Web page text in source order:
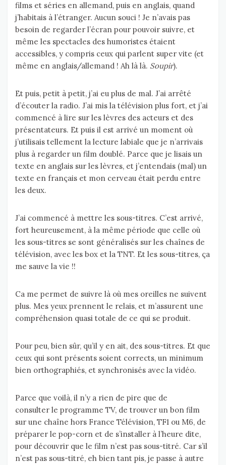
films et séries en allemand, puis en anglais, quand
j’habitais à l’étranger. Aucun souci ! Je n’avais pas
besoin de regarder l’écran pour pouvoir suivre, et
même les spectacles des humoristes étaient
accessibles, y compris ceux qui parlent super vite (et
même en anglais/allemand ! Ah là là. Soupir).
Et puis, petit à petit, j’ai eu plus de mal. J’ai arrêté
d’écouter la radio. J’ai mis la télévision plus fort, et j’ai
commencé à lire sur les lèvres des acteurs et des
présentateurs. Et puis il est arrivé un moment où
j’utilisais tellement la lecture labiale que je n’arrivais
plus à regarder un film doublé. Parce que je lisais un
texte en anglais sur les lèvres, et j’entendais (mal) un
texte en français et mon cerveau était perdu entre
les deux.
J’ai commencé à mettre les sous-titres. C’est arrivé,
fort heureusement, à la même période que celle où
les sous-titres se sont généralisés sur les chaînes de
télévision, avec les box et la TNT. Et les sous-titres, ça
me sauve la vie !!
Ca me permet de suivre là où mes oreilles ne suivent
plus. Mes yeux prennent le relais, et m’assurent une
compréhension quasi totale de ce qui se produit.
Pour peu, bien sûr, qu’il y en ait, des sous-titres. Et que
ceux qui sont présents soient corrects, un minimum
bien orthographiés, et synchronisés avec la vidéo.
Parce que voilà, il n’y a rien de pire que de
consulter le programme TV, de trouver un bon film
sur une chaîne hors France Télévision, TF1 ou M6, de
préparer le pop-corn et de s’installer à l’heure dite,
pour découvrir que le film n’est pas sous-titré. Car s’il
n’est pas sous-titré, eh bien tant pis, je passe à autre